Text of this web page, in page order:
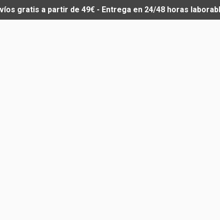
gratis a partir de 49€ - Entrega en 24/48 horas